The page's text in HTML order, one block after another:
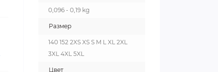
0,096 - 0,19 kg
Размер
140 152 2XS XS S M L XL 2XL
3XL 4XL 5XL
Цвет